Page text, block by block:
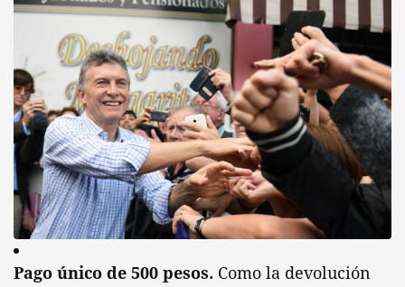
Pago único de 500 pesos. Como la devolución